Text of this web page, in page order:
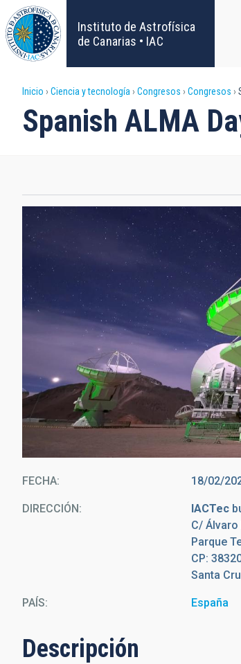
Pasar
al
contenido
principal
Instituto de Astrofísica
de Canarias • IAC
Sobrescribir
enlaces
ayuda
a
la
navegación
Inicio Ciencia y tecnología Congresos Congresos
Spanish ALMA
FECHA 18/02/
DIRECCIÓN IACTec
C/
Parque
CP:
Santa
PAÍS España
Descripción